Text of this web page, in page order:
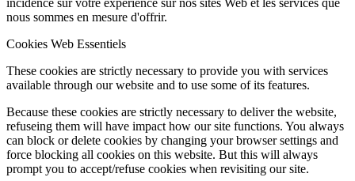
incidence sur votre expérience sur nos sites Web et les services que
nous sommes en mesure d'offrir.
Cookies Web Essentiels
These cookies are strictly necessary to provide you with services
available through our website and to use some of its features.
Because these cookies are strictly necessary to deliver the website,
refuseing them will have impact how our site functions. You always
can block or delete cookies by changing your browser settings and
force blocking all cookies on this website. But this will always
prompt you to accept/refuse cookies when revisiting our site.